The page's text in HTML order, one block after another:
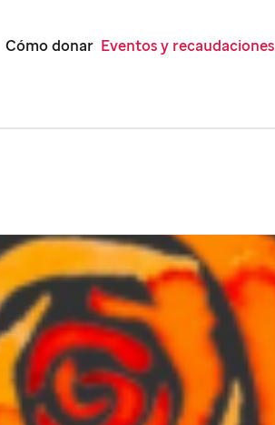
Cómo donar Eventos y recaudaciones